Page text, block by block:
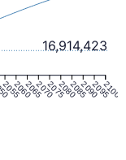
2055206020652070207520802085209020952100
16,914,423